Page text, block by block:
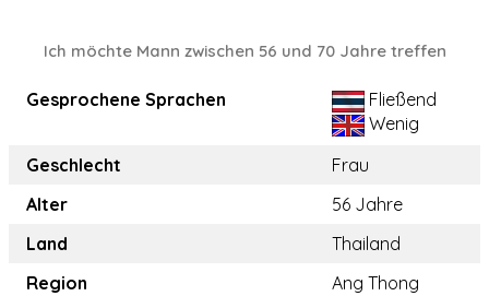
Ich möchte Mann zwischen 56 und 70 Jahre treffen
Gesprochene Sprachen
Fließend
Wenig
Geschlecht
Frau
Alter
56 Jahre
Land
Thailand
Region
Ang Thong